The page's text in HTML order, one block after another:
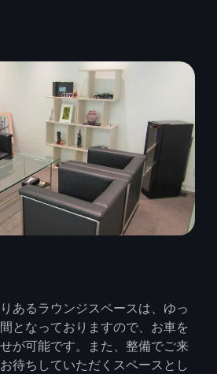
あるラウンジスペースは、ゆっ
となっておりますので、お車を
が可能です。また、整備でご来
待ちしていただくスペースとし